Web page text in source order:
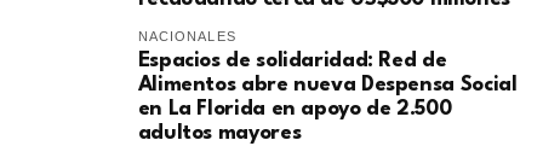
NACIONALES
Espacios de solidaridad: Red de
Alimentos abre nueva Despensa Social
en La Florida en apoyo de 2.500
adultos mayores